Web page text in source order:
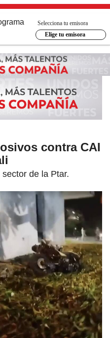
Selecciona tu emisora
Elige tu emisora
contra CAI
de la Ptar.